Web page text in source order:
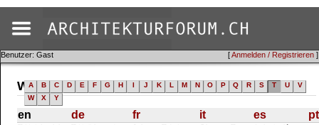
[Anmelden / Registrieren ]
Benutzer: Gast
Wörterbuch (en)
A B C D E F G H I J K L M N O P Q R S T U
V
W
X Y
en de fr it es pt